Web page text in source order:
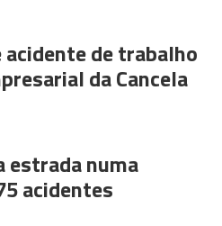
de trabalho
da Cancela
estrada numa
acidentes